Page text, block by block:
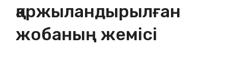
қаржыландырылған
жобаның жемісі